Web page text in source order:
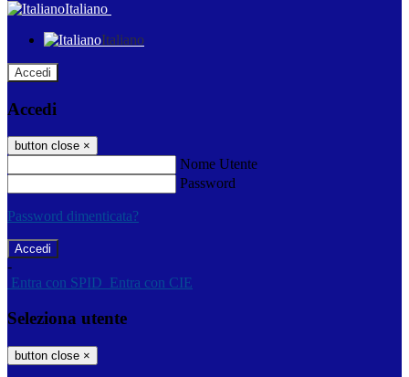
Italiano
Italiano
Accedi
Accedi
button close ×
Nome Utente
Password
Password dimenticata?
-
Entra con SPID Entra con CIE
Seleziona utente
button close ×